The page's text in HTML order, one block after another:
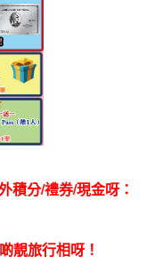
積分/禮券/現金呀：
靚旅行相呀！